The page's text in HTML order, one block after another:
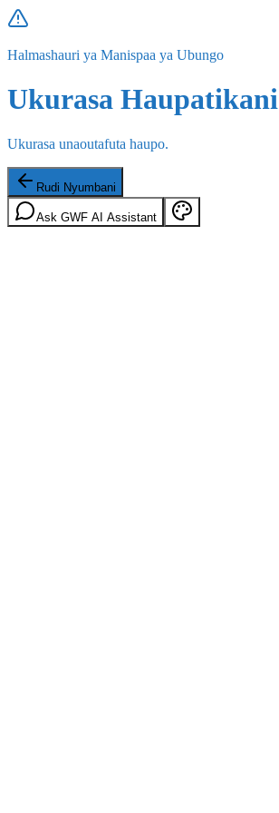
Halmashauri ya Manispaa ya Ubungo
Ukurasa Haupatikani
Ukurasa unaoutafuta haupo.
Rudi Nyumbani
Ask GWF AI Assistant